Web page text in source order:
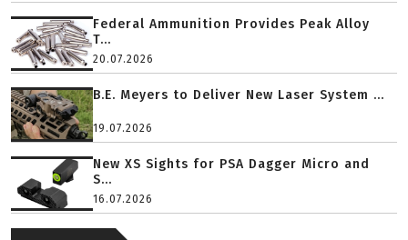
Federal Ammunition Provides Peak Alloy
T...
20.07.2026
B.E. Meyers to Deliver New Laser System ...
19.07.2026
New XS Sights for PSA Dagger Micro and
S...
16.07.2026